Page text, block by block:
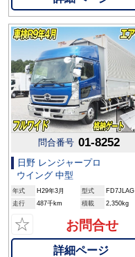
問合番号 01-8252
日野 レンジャープロ
ウイング 中型
年式 H29年3月 型式
FD7JLAG
走行
487千km 積載 2,350kg
☆ お問合せ
詳細ページ